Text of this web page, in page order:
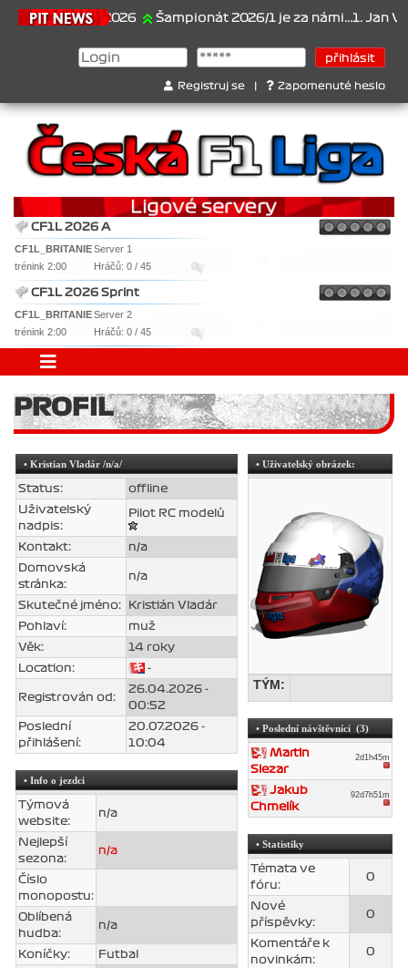
21.6.2026 Šampionát 2026/1 je za námi...1. Jan
Registruj se Zapomenuté heslo
CF1L 2026 A
CF1L_BRITANIEServer 1
trénink 2:00
Hráčů: 0 / 45
CF1L 2026 Sprint
CF1L_BRITANIEServer 2
trénink 2:00
Hráčů: 0 / 45
PROFIL
• Kristian Vladár /n/a/
Status:
offline
Uživatelský
nadpis:
Pilot RC modelů
Kontakt:
n/a
Domovská
stránka:
n/a
Skutečné jméno:
Kristián Vladár
Pohlaví:
muž
Věk:
14 roky
Location:
-
Registrován od:
26.04.2026 -
00:52
Poslední
přihlášení:
20.07.2026 -
10:04
• Info o jezdci
Týmová
website:
n/a
Nejlepší
sezona:
n/a
Číslo
monopostu:
Oblíbená
hudba:
n/a
Koníčky:
Futbal
• Uživatelský obrázek:
TÝM:
• Poslední návštěvníci (3)
Martin
Slezar
2d1h45m
Jakub
Chmelík
92d7h51m
• Statistiky
Témata ve
fóru:
0
Nové
příspěvky:
0
Komentáře k
novinkám:
0